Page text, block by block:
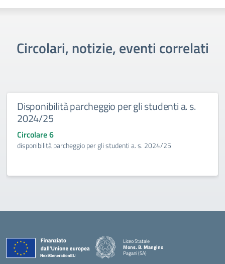
Circolari, notizie, eventi correlati
Disponibilità parcheggio per gli studenti a. s.
2024/25
Circolare 6
disponibilità parcheggio per gli studenti a. s. 2024/25
Liceo Statale
Mons. B. Mangino
Pagani (SA)
— Visita la pagina iniziale della scuola